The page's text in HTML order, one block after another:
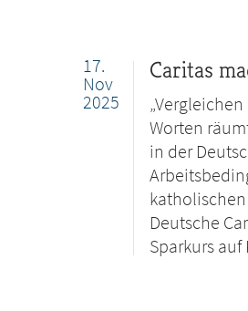
17.
Nov
2025
Caritas
Worten
in der
Deutsche
Sparkurs